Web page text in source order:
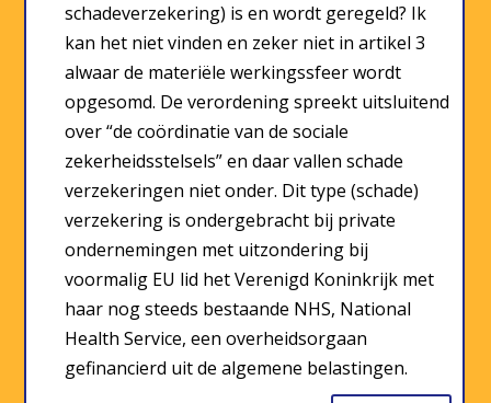
schadeverzekering) is en wordt geregeld? Ik
kan het niet vinden en zeker niet in artikel 3
alwaar de materiële werkingssfeer wordt
opgesomd. De verordening spreekt uitsluitend
over “de coördinatie van de sociale
zekerheidsstelsels” en daar vallen schade
verzekeringen niet onder. Dit type (schade)
verzekering is ondergebracht bij private
ondernemingen met uitzondering bij
voormalig EU lid het Verenigd Koninkrijk met
haar nog steeds bestaande NHS, National
Health Service, een overheidsorgaan
gefinancierd uit de algemene belastingen.